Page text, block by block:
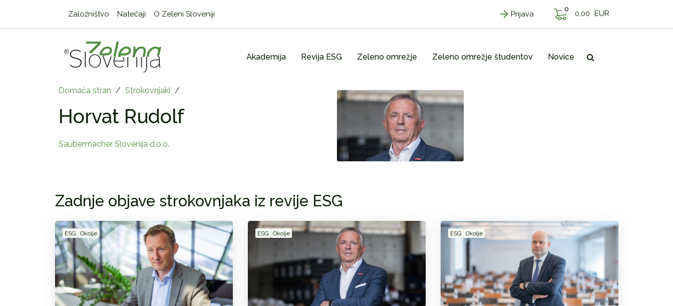
Založništvo Natečaji O Zeleni Sloveniji Prijava
0 0,00 EUR
Akademija Revija ESG Zeleno omrežje Zeleno omrežje študentov Novice
Domača stran / Strokovnjaki /
Horvat Rudolf
Saubermacher Slovenija d.o.o.
Zadnje objave strokovnjaka iz revije ESG
ESG Okolje ESG Okolje ESG Okolje